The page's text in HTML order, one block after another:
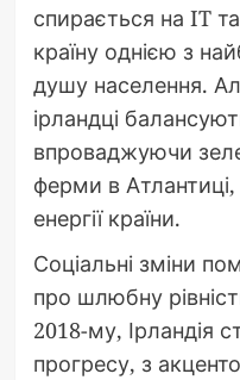
спирається на IT
країну однією з
душу населення.
ірландці
впроваджуючи
ферми в
енергії країни.
Соціальні зміни
про шлюбну
2018-му, Ірландія
прогресу, з